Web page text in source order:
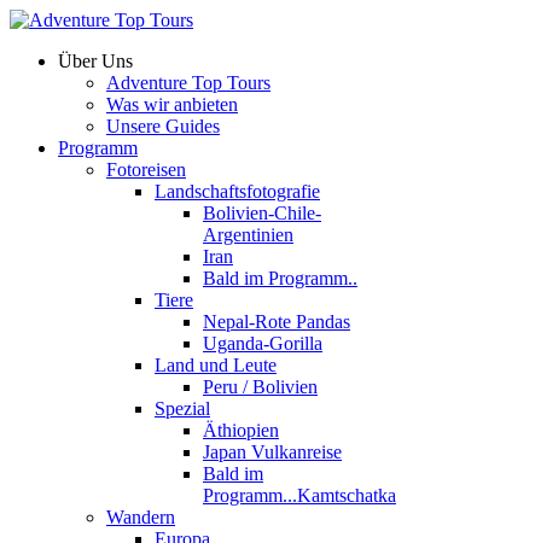
Über Uns
Adventure Top Tours
Was wir anbieten
Unsere Guides
Programm
Fotoreisen
Landschaftsfotografie
Bolivien-Chile-
Argentinien
Iran
Bald im Programm..
Tiere
Nepal-Rote Pandas
Uganda-Gorilla
Land und Leute
Peru / Bolivien
Spezial
Äthiopien
Japan Vulkanreise
Bald im
Programm...Kamtschatka
Wandern
Europa